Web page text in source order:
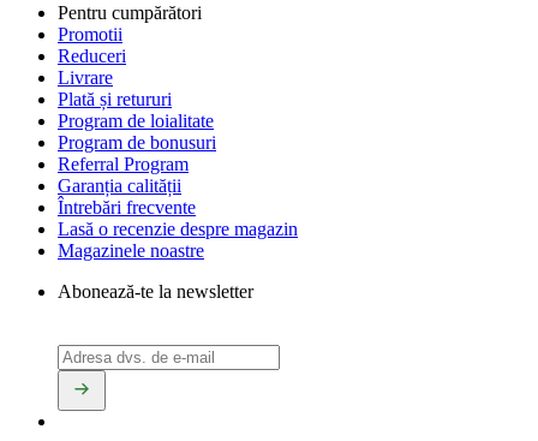
Pentru cumpărători
Promotii
Reduceri
Livrare
Plată și retururi
Program de loialitate
Program de bonusuri
Referral Program
Garanția calității
Întrebări frecvente
Lasă o recenzie despre magazin
Magazinele noastre
Abonează-te la newsletter